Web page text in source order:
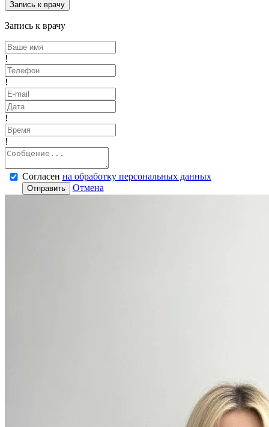
Запись к врачу
Запись к врачу
!
!
!
!
Согласен на обработку персональных данных
Отправить Отмена